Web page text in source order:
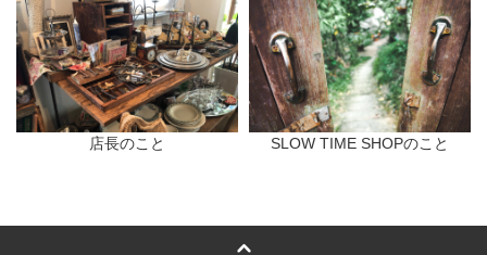
店長のこと SLOW TIME SHOPのこと